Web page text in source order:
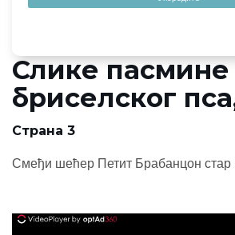
Слике пасмине
бриселског
Страна 3
Смеђи шећер Петит Брабанцон стар